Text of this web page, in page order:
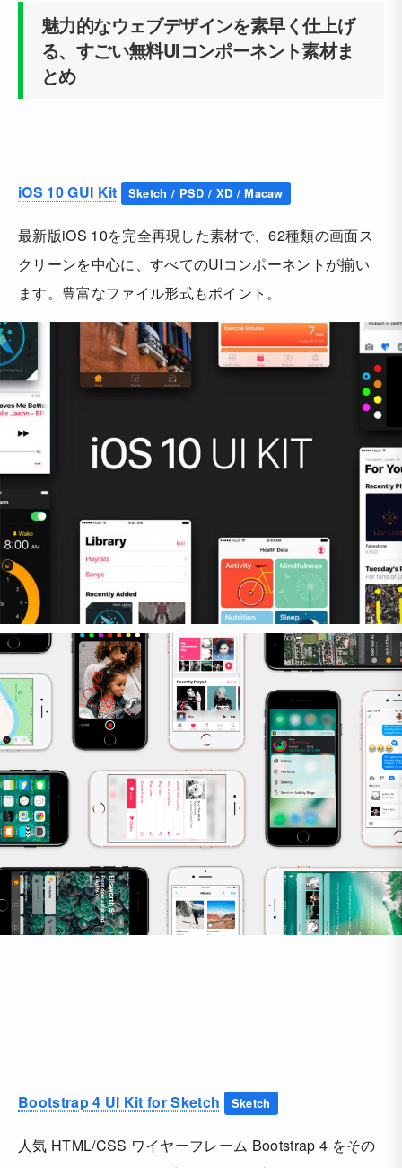
魅力的なウェブデザインを素早く仕上げ
る、すごい無料UIコンポーネント素材ま
とめ
iOS 10 GUI Kit Sketch / PSD / XD / Macaw
最新版iOS 10を完全再現した素材で、62種類の画面ス
クリーンを中心に、すべてのUIコンポーネントが揃い
ます。豊富なファイル形式もポイント。
Bootstrap 4 UI Kit for Sketch Sketch
人気 HTML/CSS ワイヤーフレーム Bootstrap 4 をその